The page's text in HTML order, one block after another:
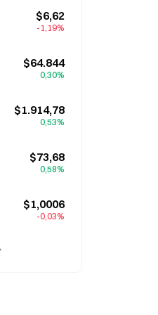
$6,62
-1,19%
$64.844
0,30%
$1.914,78
0,53%
$73,68
0,58%
$1,0006
-0,03%